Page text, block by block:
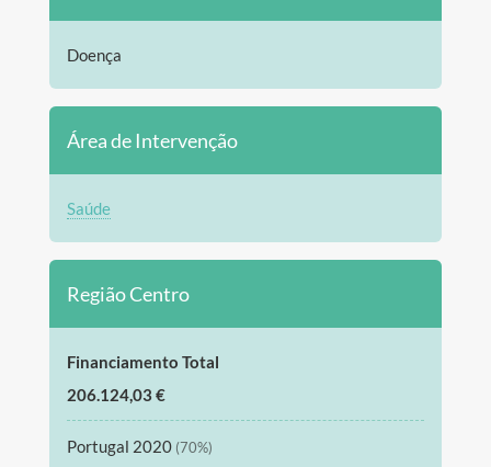
Doença
Área de Intervenção
Saúde
Região Centro
Financiamento Total
206.124,03 €
Portugal 2020 (70%)